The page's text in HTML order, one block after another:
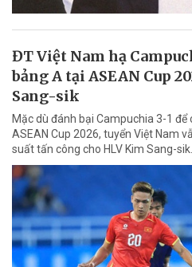
ĐT Việt Nam hạ
bảng A tại ASEAN Cup
Sang-sik
Mặc dù đánh bại Campuchia 3-1
ASEAN Cup 2026, tuyển Việt Nam
suất tấn công cho HLV Kim Sang-sik.